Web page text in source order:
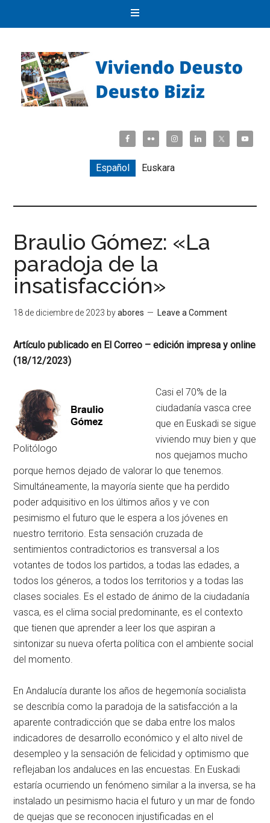
Español Euskara
Braulio Gómez: «La
paradoja de la
insatisfacción»
18 de diciembre de 2023 byabores Leave a Comment
Artículo publicado en El Correo – edición impresa y online
(18/12/2023)
Politólogo
Casi el 70% de la
ciudadanía vasca cree
que en Euskadi se sigue
viviendo muy bien y que
nos quejamos mucho
porque hemos dejado de valorar lo que tenemos.
Simultáneamente, la mayoría siente que ha perdido
poder adquisitivo en los últimos años y ve con
pesimismo el futuro que le espera a los jóvenes en
nuestro territorio. Esta sensación cruzada de
sentimientos contradictorios es transversal a los
votantes de todos los partidos, a todas las edades, a
todos los géneros, a todos los territorios y a todas las
clases sociales. Es el estado de ánimo de la ciudadanía
vasca, es el clima social predominante, es el contexto
que tienen que aprender a leer los que aspiran a
sintonizar su nueva oferta política con el ambiente social
del momento.
En Andalucía durante los años de hegemonía socialista
se describía como la paradoja de la satisfacción a la
aparente contradicción que se daba entre los malos
indicadores de desarrollo económico y el alto nivel de
desempleo y la sensación de felicidad y optimismo que
reflejaban los andaluces en las encuestas. En Euskadi
estaría ocurriendo un fenómeno similar a la inversa, se ha
instalado un pesimismo hacia el futuro y un mar de fondo
de quejas que se reconocen injustificadas en el